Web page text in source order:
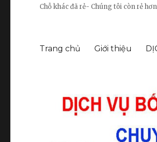
Chỗ khác đã rẻ- Chúng tôi còn rẻ hơn
Trang chủ Giới thiệu